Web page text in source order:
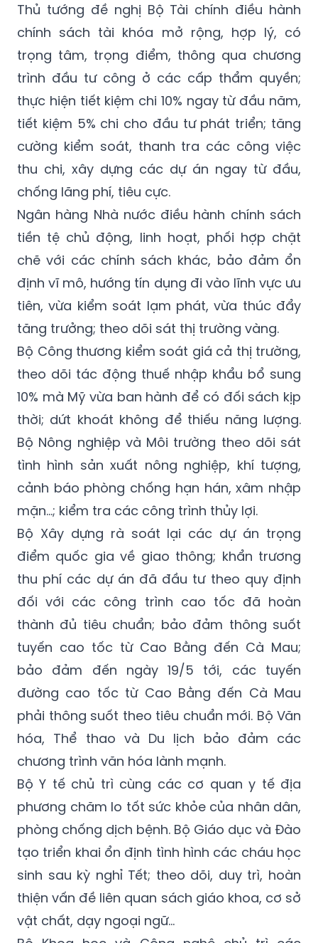
Thủ tướng đề nghị Bộ Tài chính điều hành
chính sách tài khóa mở rộng, hợp lý, có
trọng tâm, trọng điểm, thông qua chương
trình đầu tư công ở các cấp thẩm quyền;
thực hiện tiết kiệm chi 10% ngay từ đầu năm,
tiết kiệm 5% chi cho đầu tư phát triển; tăng
cường kiểm soát, thanh tra các công việc
thu chi, xây dựng các dự án ngay từ đầu,
chống lãng phí, tiêu cực.
Ngân hàng Nhà nước điều hành chính sách
tiền tệ chủ động, linh hoạt, phối hợp chặt
chẽ với các chính sách khác, bảo đảm ổn
định vĩ mô, hướng tín dụng đi vào lĩnh vực ưu
tiên, vừa kiểm soát lạm phát, vừa thúc đẩy
tăng trưởng; theo dõi sát thị trường vàng.
Bộ Công thương kiểm soát giá cả thị trường,
theo dõi tác động thuế nhập khẩu bổ sung
10% mà Mỹ vừa ban hành để có đối sách kịp
thời; dứt khoát không để thiếu năng lượng.
Bộ Nông nghiệp và Môi trường theo dõi sát
tình hình sản xuất nông nghiệp, khí tượng,
cảnh báo phòng chống hạn hán, xâm nhập
mặn…; kiểm tra các công trình thủy lợi.
Bộ Xây dựng rà soát lại các dự án trọng
điểm quốc gia về giao thông; khẩn trương
thu phí các dự án đã đầu tư theo quy định
đối với các công trình cao tốc đã hoàn
thành đủ tiêu chuẩn; bảo đảm thông suốt
tuyến cao tốc từ Cao Bằng đến Cà Mau;
bảo đảm đến ngày 19/5 tới, các tuyến
đường cao tốc từ Cao Bằng đến Cà Mau
phải thông suốt theo tiêu chuẩn mới. Bộ Văn
hóa, Thể thao và Du lịch bảo đảm các
chương trình văn hóa lành mạnh.
Bộ Y tế chủ trì cùng các cơ quan y tế địa
phương chăm lo tốt sức khỏe của nhân dân,
phòng chống dịch bệnh. Bộ Giáo dục và Đào
tạo triển khai ổn định tình hình các cháu học
sinh sau kỳ nghỉ Tết; theo dõi, duy trì, hoàn
thiện vấn đề liên quan sách giáo khoa, cơ sở
vật chất, dạy ngoại ngữ…